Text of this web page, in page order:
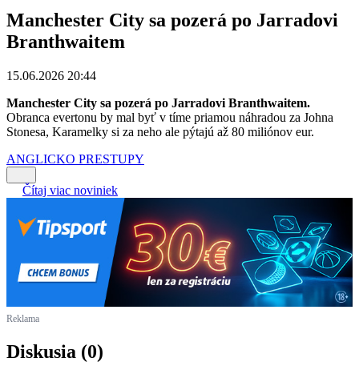
Manchester City sa pozerá po Jarradovi
Branthwaitem
15.06.2026 20:44
Manchester City sa pozerá po Jarradovi Branthwaitem.
Obranca evertonu by mal byť v tíme priamou náhradou za Johna
Stonesa, Karamelky si za neho ale pýtajú až 80 miliónov eur.
ANGLICKO PRESTUPY
Čítaj viac noviniek
Reklama
Diskusia (0)